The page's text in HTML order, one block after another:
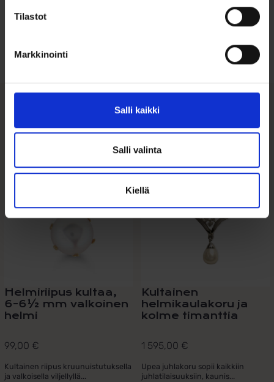
Tilastot
Markkinointi
Salli kaikki
Salli valinta
Kiellä
Ohjeita sormuksen tai korun
Tutustu myös
Helmiriipus kultaa,
6-6½ mm valkoinen
helmi
99,00 €
Kultainen riipus kruunuistutuksella
ja valkoisella viljellyllä...
Kultainen
helmikaulakoru ja
kolme timanttia
1 595,00 €
Upea juhlakoru sopii kaikkiin
juhlatilaisuuksiin, kaunis...